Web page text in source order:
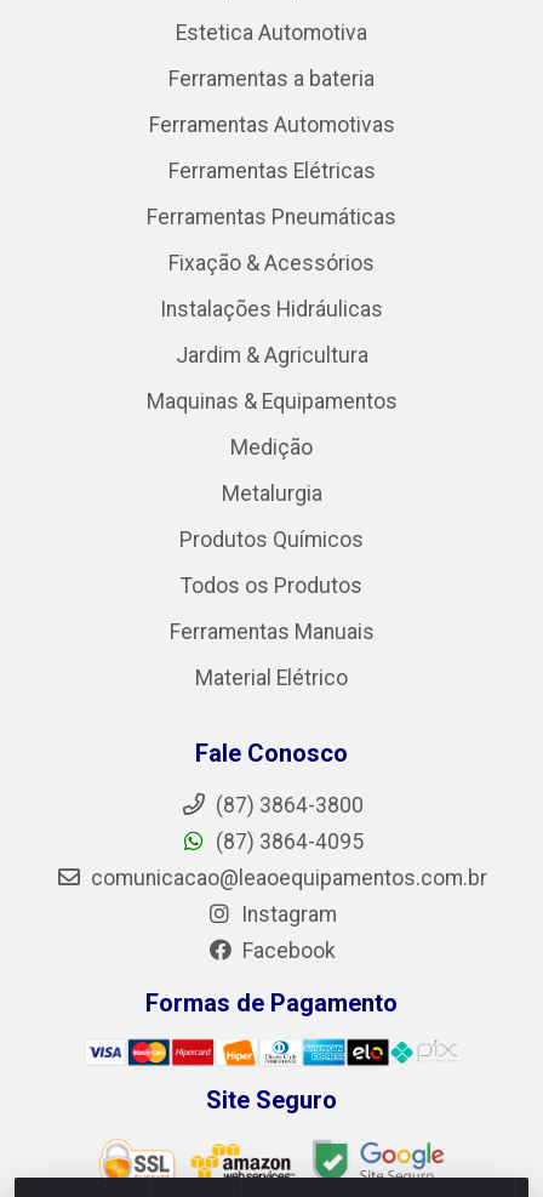
Estetica Automotiva
Ferramentas a bateria
Ferramentas Automotivas
Ferramentas Elétricas
Ferramentas Pneumáticas
Fixação & Acessórios
Instalações Hidráulicas
Jardim & Agricultura
Maquinas & Equipamentos
Medição
Metalurgia
Produtos Químicos
Todos os Produtos
Ferramentas Manuais
Material Elétrico
Fale Conosco
(87) 3864-3800
(87) 3864-4095
comunicacao@leaoequipamentos.com.br
Instagram
Facebook
Formas de Pagamento
Site Seguro